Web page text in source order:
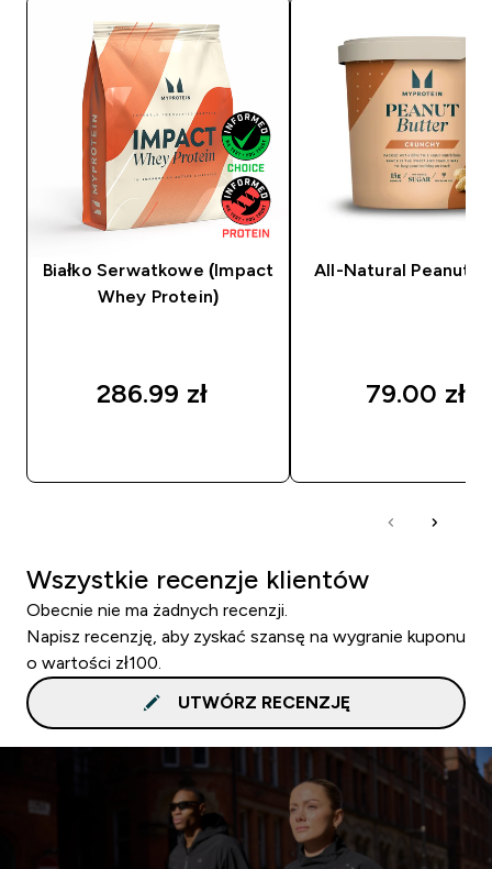
Białko Serwatkowe (Impact
Whey Protein)
286.99 zł‎
All-Natural Peanut
79.00 zł‎
Wszystkie recenzje klientów
Obecnie nie ma żadnych recenzji.
Napisz recenzję, aby zyskać szansę na wygranie kuponu
o wartości zł100.
UTWÓRZ RECENZJĘ